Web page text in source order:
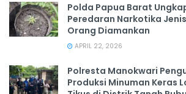
Polda Papua Barat
Peredaran Narkotika
Orang Diamankan
APRIL 22, 2026
Polresta Manokwari
Produksi Minuman Keras